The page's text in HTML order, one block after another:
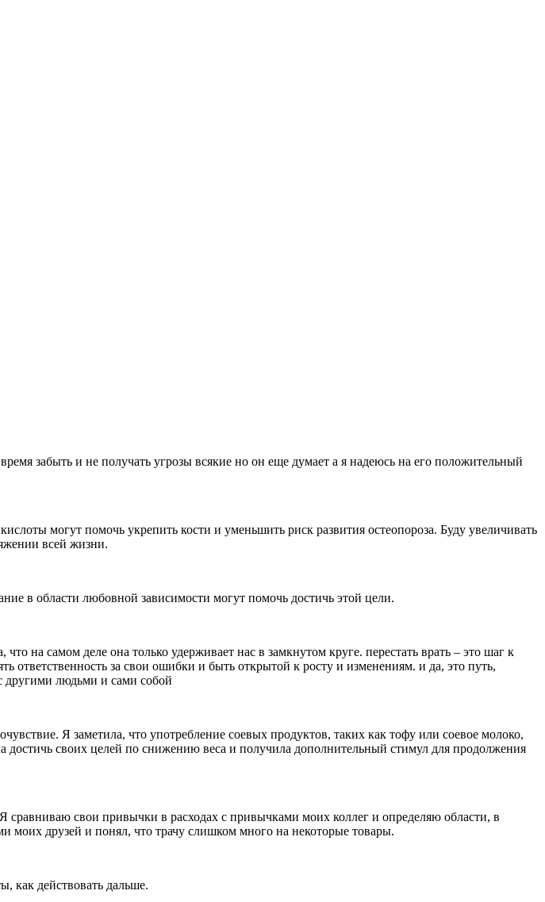
забыть и не получать угрозы всякие но он еще думает а я надеюсь на его положительный
могут помочь укрепить кости и уменьшить риск развития остеопороза. Буду увеличивать
всей жизни.
в области любовной зависимости могут помочь достичь этой цели.
на самом деле она только удерживает нас в замкнутом круге. перестать врать – это шаг к
ответственность за свои ошибки и быть открытой к росту и изменениям. и да, это путь,
другими людьми и сами собой
Я заметила, что употребление соевых продуктов, таких как тофу или соевое молоко,
достичь своих целей по снижению веса и получила дополнительный стимул для продолжения
свои привычки в расходах с привычками моих коллег и определяю области, в
моих друзей и понял, что трачу слишком много на некоторые товары.
как действовать дальше.